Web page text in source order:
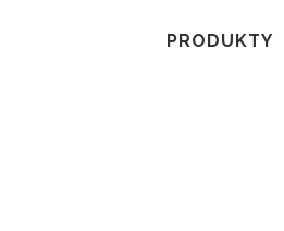
PRODUKTY